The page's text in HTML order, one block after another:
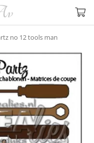
no 12 tools man